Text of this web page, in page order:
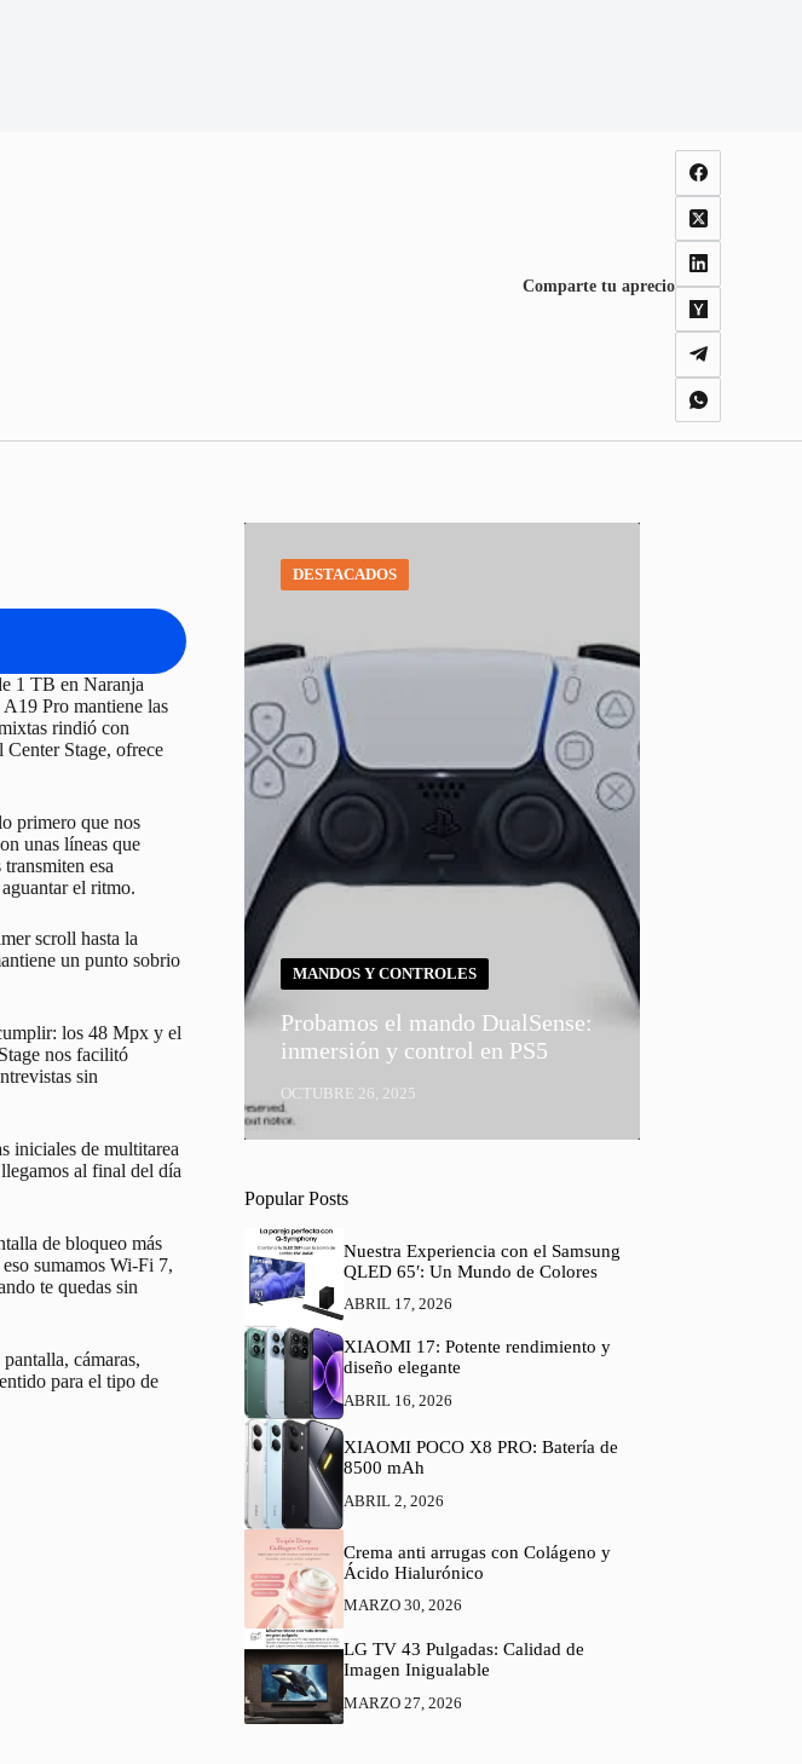
Comparte tu aprecio
1 TB en Naranja
Pro mantiene las
rindió con
Center Stage, ofrece
primero que nos
unas líneas que
esa
el ritmo.
scroll hasta la
un punto sobrio
los 48 Mpx y el
nos facilitó
sin
iniciales de multitarea
al final del día
de bloqueo más
sumamos Wi‑Fi 7,
te quedas sin
cámaras,
para el tipo de
DESTACADOS
MANDOS Y CONTROLES
Probamos el mando DualSense:
inmersión y control en PS5
OCTUBRE 26, 2025
Popular Posts
Nuestra Experiencia con el Samsung
QLED 65′: Un Mundo de Colores
ABRIL 17, 2026
XIAOMI 17: Potente rendimiento y
diseño elegante
ABRIL 16, 2026
XIAOMI POCO X8 PRO: Batería de
8500 mAh
ABRIL 2, 2026
Crema anti arrugas con Colágeno y
Ácido Hialurónico
MARZO 30, 2026
LG TV 43 Pulgadas: Calidad de
Imagen Inigualable
MARZO 27, 2026